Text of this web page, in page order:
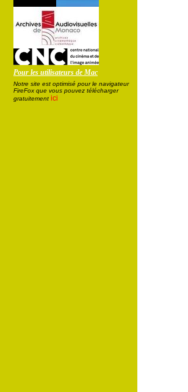
Pour les utilisateurs de Mac
Notre site est optimisé pour le navigateur
FireFox que vous pouvez télécharger
gratuitement ici